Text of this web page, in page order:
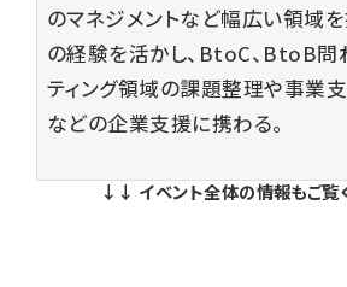
のマネジメントなど幅広い領域
の経験を活かし、BtoC、BtoB問
ティング領域の課題整理や事業
などの企業支援に携わる。